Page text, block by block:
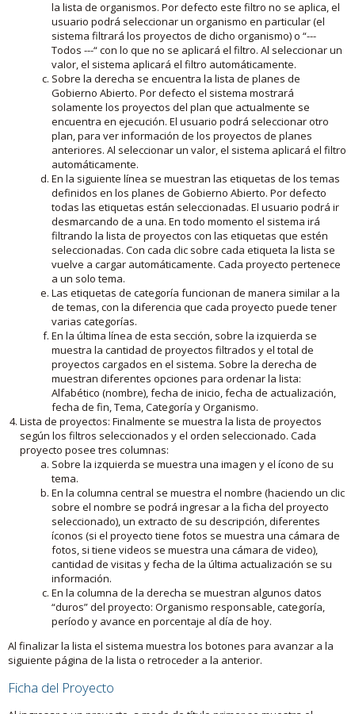
la lista de organismos. Por defecto este filtro no se aplica, el
usuario podrá seleccionar un organismo en particular (el
sistema filtrará los proyectos de dicho organismo) o “---
Todos ---“ con lo que no se aplicará el filtro. Al seleccionar un
valor, el sistema aplicará el filtro automáticamente.
Sobre la derecha se encuentra la lista de planes de
Gobierno Abierto. Por defecto el sistema mostrará
solamente los proyectos del plan que actualmente se
encuentra en ejecución. El usuario podrá seleccionar otro
plan, para ver información de los proyectos de planes
anteriores. Al seleccionar un valor, el sistema aplicará el filtro
automáticamente.
En la siguiente línea se muestran las etiquetas de los temas
definidos en los planes de Gobierno Abierto. Por defecto
todas las etiquetas están seleccionadas. El usuario podrá ir
desmarcando de a una. En todo momento el sistema irá
filtrando la lista de proyectos con las etiquetas que estén
seleccionadas. Con cada clic sobre cada etiqueta la lista se
vuelve a cargar automáticamente. Cada proyecto pertenece
a un solo tema.
Las etiquetas de categoría funcionan de manera similar a la
de temas, con la diferencia que cada proyecto puede tener
varias categorías.
En la última línea de esta sección, sobre la izquierda se
muestra la cantidad de proyectos filtrados y el total de
proyectos cargados en el sistema. Sobre la derecha de
muestran diferentes opciones para ordenar la lista:
Alfabético (nombre), fecha de inicio, fecha de actualización,
fecha de fin, Tema, Categoría y Organismo.
Lista de proyectos: Finalmente se muestra la lista de proyectos
según los filtros seleccionados y el orden seleccionado. Cada
proyecto posee tres columnas:
Sobre la izquierda se muestra una imagen y el ícono de su
tema.
En la columna central se muestra el nombre (haciendo un clic
sobre el nombre se podrá ingresar a la ficha del proyecto
seleccionado), un extracto de su descripción, diferentes
íconos (si el proyecto tiene fotos se muestra una cámara de
fotos, si tiene videos se muestra una cámara de video),
cantidad de visitas y fecha de la última actualización se su
información.
En la columna de la derecha se muestran algunos datos
“duros” del proyecto: Organismo responsable, categoría,
período y avance en porcentaje al día de hoy.
Al finalizar la lista el sistema muestra los botones para avanzar a la
siguiente página de la lista o retroceder a la anterior.
Ficha del Proyecto